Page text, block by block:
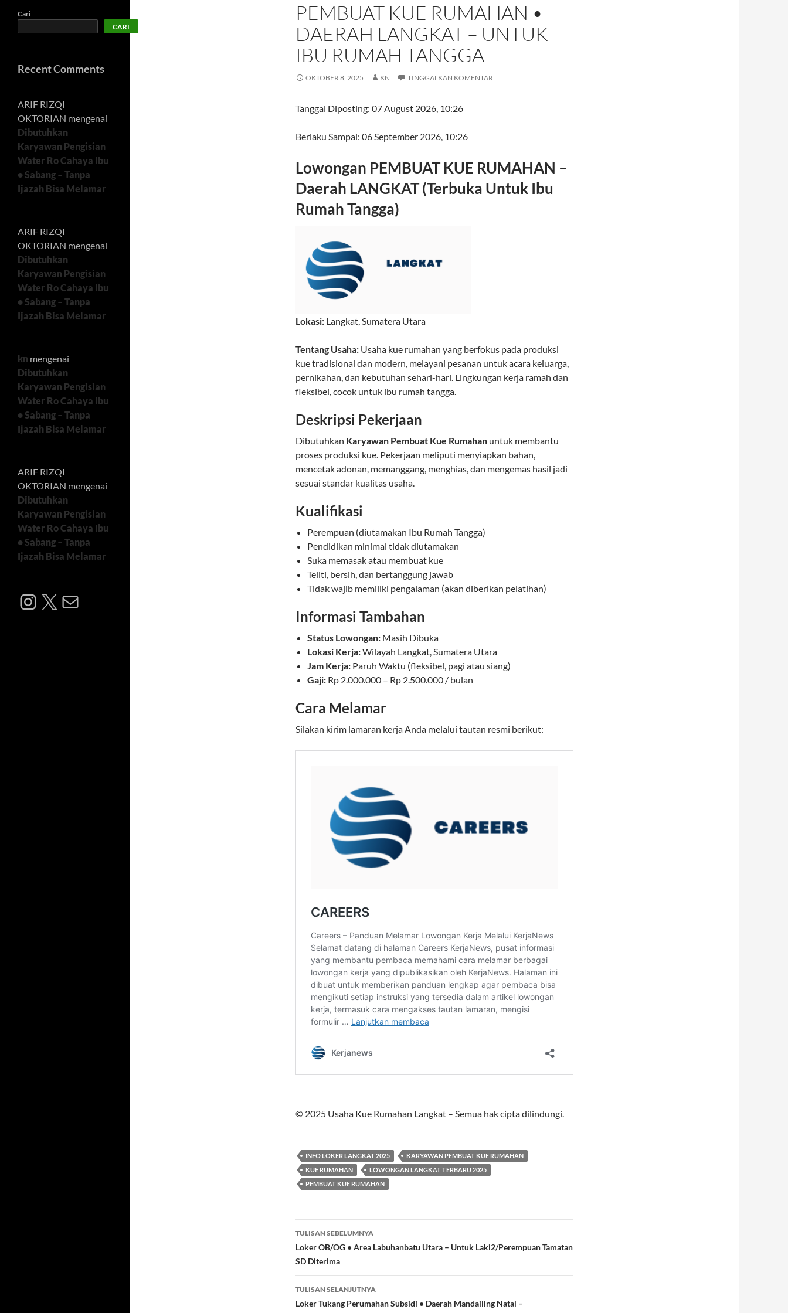
PEMBUAT KUE RUMAHAN •
DAERAH LANGKAT – UNTUK
IBU RUMAH TANGGA
OKTOBER 8, 2025 KN TINGGALKAN KOMENTAR
Tanggal Diposting: 07 August 2026, 10:26
Berlaku Sampai: 06 September 2026, 10:26
Lowongan PEMBUAT KUE RUMAHAN –
Daerah LANGKAT (Terbuka Untuk Ibu
Rumah Tangga)
Lokasi: Langkat,Sumatera Utara
Tentang Usaha: Usaha kue rumahan yang berfokus pada produksi
kue tradisional dan modern, melayani pesanan untuk acara keluarga,
pernikahan, dan kebutuhan sehari-hari. Lingkungan kerja ramah dan
fleksibel, cocok untuk ibu rumah tangga.
Deskripsi Pekerjaan
Dibutuhkan Karyawan Pembuat Kue Rumahan untuk membantu
proses produksi kue. Pekerjaan meliputi menyiapkan bahan,
mencetak adonan, memanggang, menghias, dan mengemas hasil jadi
sesuai standar kualitas usaha.
Kualifikasi
Perempuan (diutamakan Ibu Rumah Tangga)
Pendidikan minimal tidak diutamakan
Suka memasak atau membuat kue
Teliti, bersih, dan bertanggung jawab
Tidak wajib memiliki pengalaman (akan diberikan pelatihan)
Informasi Tambahan
Status Lowongan: Masih Dibuka
Lokasi Kerja:Wilayah Langkat, Sumatera Utara
Jam Kerja: Paruh Waktu (fleksibel, pagi atau siang)
Gaji: Rp 2.000.000 – Rp 2.500.000 / bulan
Cara Melamar
Silakan kirim lamaran kerja Anda melalui tautan resmi berikut:
© 2025 Usaha Kue Rumahan Langkat – Semua hak cipta dilindungi.
INFO LOKER LANGKAT 2025
KARYAWAN PEMBUAT KUE RUMAHAN
KUE RUMAHAN
LOWONGAN LANGKAT TERBARU 2025
PEMBUAT KUE RUMAHAN
Navigasi
Tulisan
TULISAN SEBELUMNYA
Loker OB/OG • Area Labuhanbatu Utara – Untuk Laki2/Perempuan Tamatan
SD Diterima
TULISAN SELANJUTNYA
Loker Tukang Perumahan Subsidi • Daerah Mandailing Natal –
Cari
CARI
Recent Comments
ARIF RIZQI
OKTORIAN mengenai
Dibutuhkan
Karyawan Pengisian
Water Ro Cahaya Ibu
• Sabang – Tanpa
Ijazah Bisa Melamar
ARIF RIZQI
OKTORIAN mengenai
Dibutuhkan
Karyawan Pengisian
Water Ro Cahaya Ibu
• Sabang – Tanpa
Ijazah Bisa Melamar
kn mengenai
Dibutuhkan
Karyawan Pengisian
Water Ro Cahaya Ibu
• Sabang – Tanpa
Ijazah Bisa Melamar
ARIF RIZQI
OKTORIAN mengenai
Dibutuhkan
Karyawan Pengisian
Water Ro Cahaya Ibu
• Sabang – Tanpa
Ijazah Bisa Melamar
Instagram
X Mail